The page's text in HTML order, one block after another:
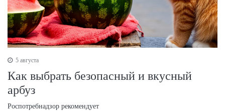
5 августа
Как выбрать безопасный и вкусный
арбуз
Роспотребнадзор рекомендует